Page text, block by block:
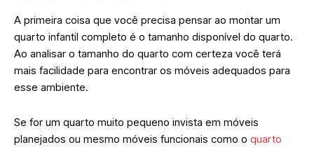
A primeira coisa que você precisa pensar ao montar um
quarto infantil completo é o tamanho disponível do quarto.
Ao analisar o tamanho do quarto com certeza você terá
mais facilidade para encontrar os móveis adequados para
esse ambiente.
Se for um quarto muito pequeno invista em móveis
planejados ou mesmo móveis funcionais como o quarto